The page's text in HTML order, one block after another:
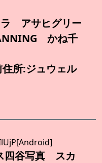
アサヒグリー
かね千
所:ジュウェル
四谷写真 スカ